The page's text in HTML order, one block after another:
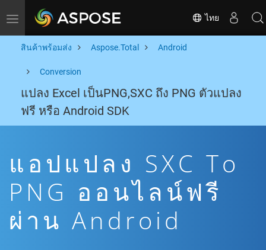
Toggle navigation ไทย
สินค้าพร้อมส่ง Aspose.Total Android
Conversion
แปลง Excel เป็นPNG,SXC ถึง PNG ตัวแปลง
ฟรี หรือ Android SDK
แอปแปลง SXC To
PNG ออนไลน์ฟรี
ผ่าน Android